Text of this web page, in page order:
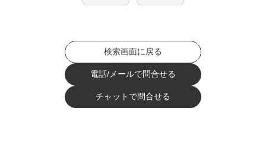
検索画面に戻る
電話/メールで問合せる
チャットで問合せる